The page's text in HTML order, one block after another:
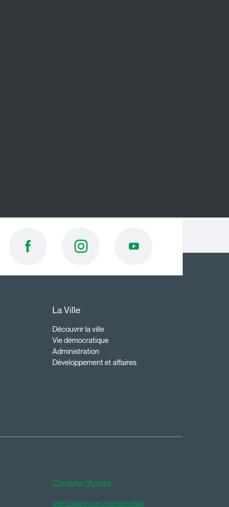
La Ville
Découvrir la ville
Vie démocratique
Administration
Développement et affaires
Consulter l'horaire
Voir toutes nos coordonnées